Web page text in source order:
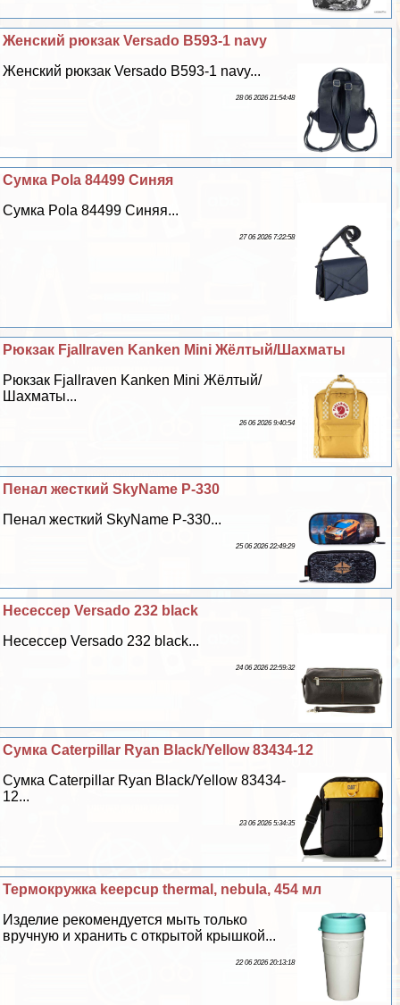
Женский рюкзак Versado B593-1 navy
Женский рюкзак Versado B593-1 navy...
28 06 2026 21:54:48
Сумка Pola 84499 Синяя
Сумка Pola 84499 Синяя...
27 06 2026 7:22:58
Рюкзак Fjallraven Kanken Mini Жёлтый/Шахматы
Рюкзак Fjallraven Kanken Mini Жёлтый/
Шахматы...
26 06 2026 9:40:54
Пенал жесткий SkyName P-330
Пенал жесткий SkyName P-330...
25 06 2026 22:49:29
Несессер Versado 232 black
Несессер Versado 232 black...
24 06 2026 22:59:32
Сумка Caterpillar Ryan Black/Yellow 83434-12
Сумка Caterpillar Ryan Black/Yellow 83434-
12...
23 06 2026 5:34:35
Термокружка keepcup thermal, nebula, 454 мл
Изделие рекомендуется мыть только
вручную и хранить с открытой крышкой...
22 06 2026 20:13:18